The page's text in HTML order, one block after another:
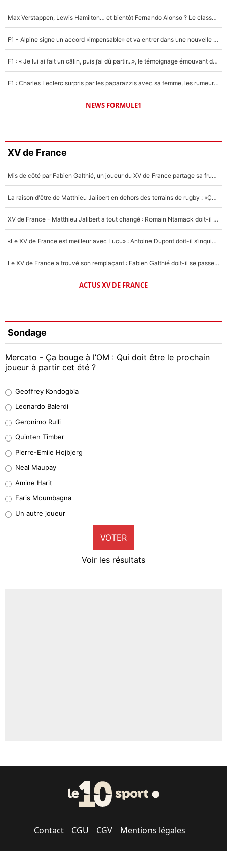
Max Verstappen, Lewis Hamilton… et bientôt Fernando Alonso ? Le classement des pilotes les mieux payés en Formule 1 risque de changer !
F1 - Alpine signe un accord «impensable» et va entrer dans une nouvelle dimension : Grande nouvelle pour Pierre Gasly !
F1 : « Je lui ai fait un câlin, puis j’ai dû partir...», le témoignage émouvant de Max Verstappen sur sa fille
F1 : Charles Leclerc surpris par les paparazzis avec sa femme, les rumeurs étaient vraies !
NEWS FORMULE1
XV de France
Mis de côté par Fabien Galthié, un joueur du XV de France partage sa frustration : «ils ne me l’ont pas dit tout de suite»
La raison d'être de Matthieu Jalibert en dehors des terrains de rugby : «Ça m'atteint autant que si tu touches à un membre de ma famille»
XV de France - Matthieu Jalibert a tout changé : Romain Ntamack doit-il s’inquiéter pour sa place à un an de la Coupe du monde ?
«Le XV de France est meilleur avec Lucu» : Antoine Dupont doit-il s’inquiéter pour sa place ?
Le XV de France a trouvé son remplaçant : Fabien Galthié doit-il se passer d'Antoine Dupont ?
ACTUS XV DE FRANCE
Sondage
Mercato - Ça bouge à l’OM : Qui doit être le prochain
joueur à partir cet été ?
38%
32%
5%
1%
9%
Geoffrey Kondogbia
Leonardo Balerdi
Geronimo Rulli
Quinten Timber
Pierre-Emile Hojbjerg
Neal Maupay
Amine Harit
Faris Moumbagna
Un autre joueur
VOTER
Voir les résultats
Contact CGU CGV Mentions légales